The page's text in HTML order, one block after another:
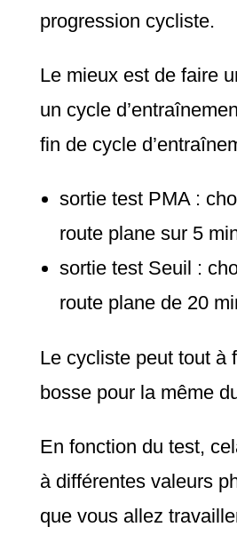
progression cycliste.
Le mieux est de faire
un cycle
fin de cycle
sortie test PMA :
route plane sur 5
sortie test Seuil :
route plane de 20
Le cycliste peut tout à
bosse pour la même
En fonction du test,
à différentes valeurs
que vous allez